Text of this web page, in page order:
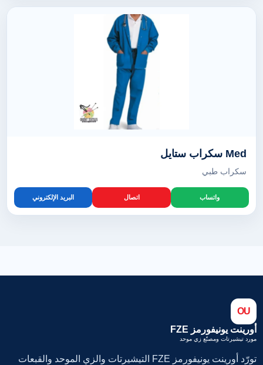
Med سكراب ستايل
سكراب طبي
واتساب اتصال البريد الإلكتروني
OU
أورينت يونيفورمز FZE
مورد تيشيرتات ومصنّع زي موحد
تورّد أورينت يونيفورمز FZE التيشيرتات والزي الموحد والقبعات